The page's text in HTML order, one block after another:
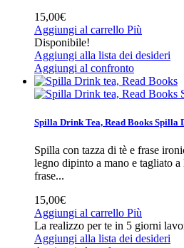
15,00€
Aggiungi al carrello Più
Disponibile!
Aggiungi alla lista dei desideri
Aggiungi al confronto
Spilla Drink Tea, Read Books Spilla
Spilla con tazza di tè e frase
legno dipinto a mano e tagliato a
frase...
15,00€
Aggiungi al carrello Più
La realizzo per te in 5 giorni
Aggiungi alla lista dei desideri